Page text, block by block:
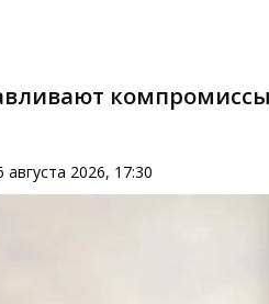
августа 2026, 17:30